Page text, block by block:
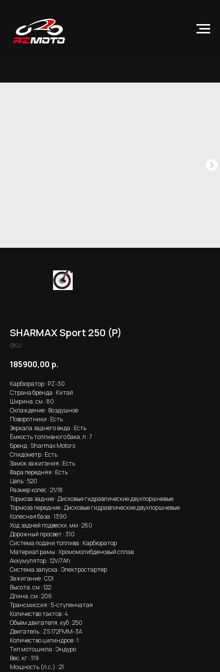
SHARMAX Sport 250 (P)
SKU:
185900,00 р.
Карбюратор : PZ-30
Страна бренда : Китай
Ширина, см : 80
Охлаждение : Воздушное
Поворотники : Есть
Зеркала заднего вида : Есть
Ёмкость топливного бака, л : 7
Бренд : Sharmax Motors
Спидометр : Есть
Замок зажигания : Есть
Фара передняя : Есть
Цепь : 520
Размер колес : 21/18
Тормоза задние : Дисковые гидравлические двухпоршневые
Тормоза передние : Дисковые гидравлические двухпоршневые
Колесная база : 1390
Ход задней подвески, мм : 260
Дорожный просвет : 310
Система подачи топлива : Карбюратор
Материал рамы : Хромомолибденовый сплав
Аккумулятор : 12V/7Аh
Система запуска : Электростартер
Зажигание : CDI
Высота, см : 122
Длина, см : 206
Трансмиссия : 5-ступенчатая
Количество тактов : 4
Объём двигателя, куб : 250
Двигатель : ZS 172FMM-3A
Количество цилиндров : 1
Тип мотоцикла : Эндуро
Вес, кг : 119
Мощность (л.с.) : 21